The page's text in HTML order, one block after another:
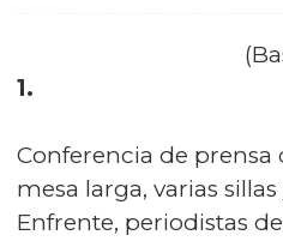
1.
Conferencia de prensa
mesa larga, varias
Enfrente, periodistas